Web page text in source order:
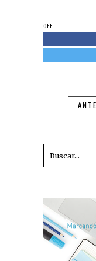
OFF